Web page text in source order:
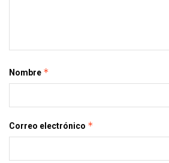
Nombre *
Correo electrónico *